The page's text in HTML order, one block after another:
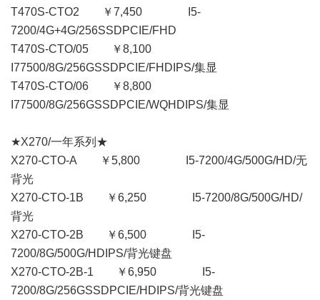
T470S-CTO2 ￥7,450 I5-
7200/4G+4G/256SSDPCIE/FHD
T470S-CTO/05 ￥8,100
I77500/8G/256GSSDPCIE/FHDIPS/集显
T470S-CTO/06 ￥8,800
I77500/8G/256GSSDPCIE/WQHDIPS/集显
★X270/一年系列★
X270-CTO-A ￥5,800 I5-7200/4G/500G/HD/无
背光
X270-CTO-1B ￥6,250 I5-7200/8G/500G/HD/
背光
X270-CTO-2B ￥6,500 I5-
7200/8G/500G/HDIPS/背光键盘
X270-CTO-2B-1 ￥6,950 I5-
7200/8G/256GSSDPCIE/HDIPS/背光键盘